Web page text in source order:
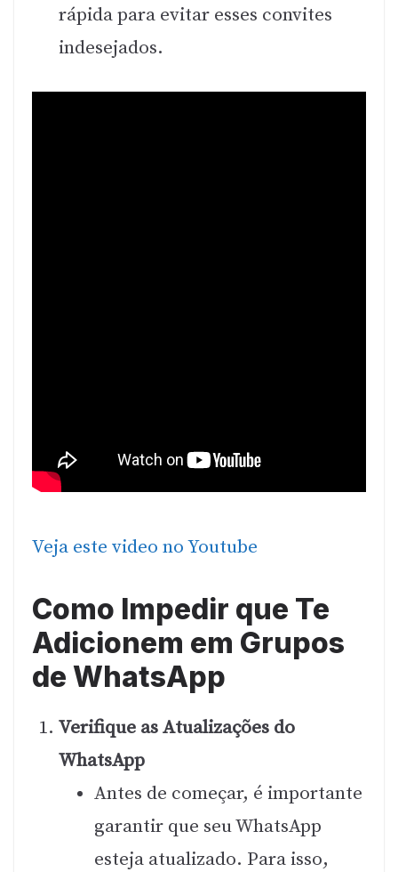
rápida para evitar esses convites
indesejados.
Veja este video no Youtube
Como Impedir que Te
Adicionem em Grupos
de WhatsApp
Verifique as Atualizações do
WhatsApp
Antes de começar, é importante
garantir que seu WhatsApp
esteja atualizado. Para isso,